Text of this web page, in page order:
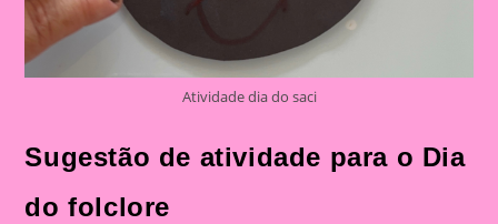
Atividade dia do saci
Sugestão de atividade para o Dia
do folclore